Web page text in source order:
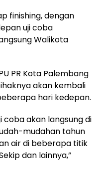
finishing, dengan
uji coba
Walikota
PR Kota Palembang
akan kembali
hari kedepan.
coba akan langsung di
mudahan tahun
air di beberapa titik
dan lainnya,”